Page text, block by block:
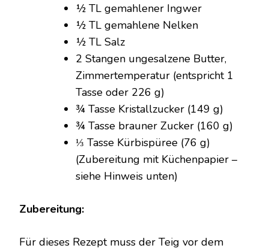
½ TL gemahlener Ingwer
½ TL gemahlene Nelken
½ TL Salz
2 Stangen ungesalzene Butter,
Zimmertemperatur (entspricht 1
Tasse oder 226 g)
¾ Tasse Kristallzucker (149 g)
¾ Tasse brauner Zucker (160 g)
⅓ Tasse Kürbispüree (76 g)
(Zubereitung mit Küchenpapier –
siehe Hinweis unten)
Zubereitung:
Für dieses Rezept muss der Teig vor dem